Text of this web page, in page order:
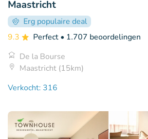
Maastricht
Erg populaire deal
9.3
Perfect • 1.707 beoordelingen
De la Bourse
Maastricht (15km)
Verkocht: 316